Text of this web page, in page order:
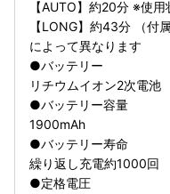
【AUTO】約20分 ※使
【LONG】約43分 （付
によって異なります
●バッテリー
リチウムイオン2次電池
●バッテリー容量
1900mAh
●バッテリー寿命
繰り返し充電約1000回
●定格電圧